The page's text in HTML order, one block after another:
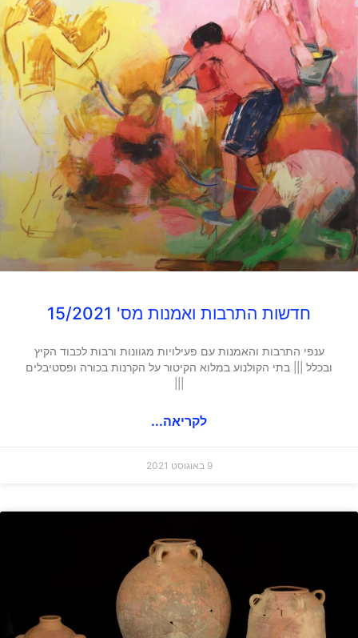
חדשות התרבות ואמנות מס' 15/2021
ענפי התרבות והאמנות עם פעילויות מגוונות ורבות לכבוד הקיץ
ובכלל ||| בתי הקולנוע במלוא הקיטור על הקרנות בכורה ופסטיבלים
לקריאה...
9 באוגוסט 2021